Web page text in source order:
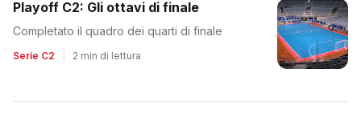
Playoff C2: Gli ottavi di finale
Completato il quadro dei quarti di finale
Serie C2 2 min di lettura